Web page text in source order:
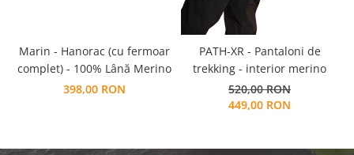
Marin - Hanorac (cu fermoar
complet) - 100% Lână Merino
398,00 RON
PATH-XR - Pantaloni de
trekking - interior merino
520,00 RON
449,00 RON